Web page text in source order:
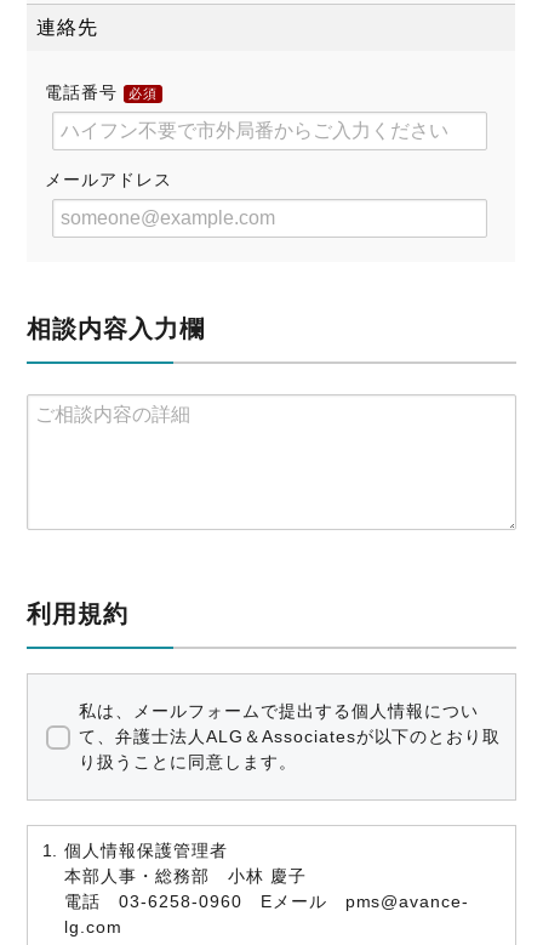
連絡先
電話番号 必須
メールアドレス
相談内容入力欄
利用規約
私は、メールフォームで提出する個人情報につい
て、弁護士法人ALG＆Associatesが以下のとおり取
り扱うことに同意します。
個人情報保護管理者
本部人事・総務部 小林 慶子
電話 03-6258-0960 Eメール pms@avance-
lg.com